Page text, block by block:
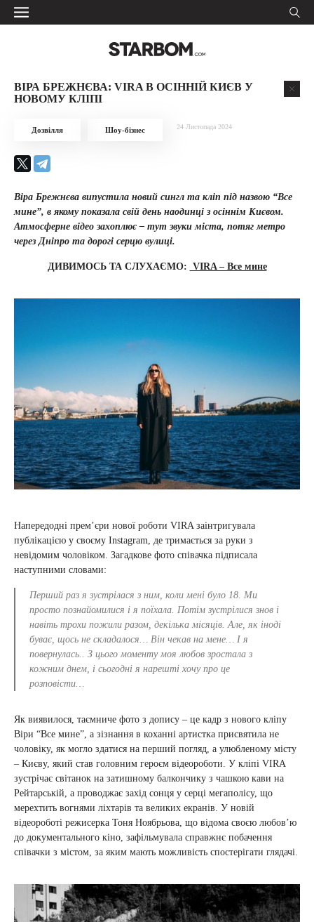
ВІРА БРЕЖНЄВА: VIRA В ОСІННІЙ КИЄВ У
НОВОМУ КЛІПІ
Дозвілля Шоу-бізнес 24 Листопада 2024
Віра Брежнєва випустила новий сингл та кліп під назвою “Все
мине”, в якому показала свій день наодинці з осіннім Києвом.
Атмосферне відео захоплює – тут звуки міста, потяг метро
через Дніпро та дорогі серцю вулиці.
ДИВИМОСЬ ТА СЛУХАЄМО: VIRA – Все мине
Напередодні прем’єри нової роботи VIRA заінтригувала
публікацією у своєму Instagram, де тримається за руки з
невідомим чоловіком. Загадкове фото співачка підписала
наступними словами:
Перший раз я зустрілася з ним, коли мені було 18. Ми
просто познайомилися і я поїхала. Потім зустрілися знов і
навіть трохи пожили разом, декілька місяців. Але, як іноді
буває, щось не складалося… Він чекав на мене… І я
повернулась.. З цього моменту моя любов зростала з
кожним днем, і сьогодні я нарешті хочу про це
розповісти…
Як виявилося, таємниче фото з допису – це кадр з нового кліпу
Віри “Все мине”, а зізнання в коханні артистка присвятила не
чоловіку, як могло здатися на перший погляд, а улюбленому місту
– Києву, який став головним героєм відеороботи. У кліпі VIRA
зустрічає світанок на затишному балкончику з чашкою кави на
Рейтарській, а проводжає захід сонця у серці мегаполісу, що
мерехтить вогнями ліхтарів та великих екранів. У новій
відеороботі режисерка Тоня Ноябрьова, що відома своєю любов’ю
до документального кіно, зафільмувала справжнє побачення
співачки з містом, за яким мають можливість спостерігати глядачі.